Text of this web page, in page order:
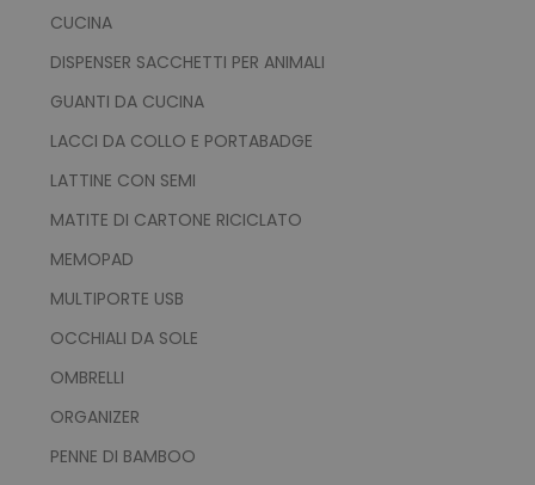
CUCINA
DISPENSER SACCHETTI PER ANIMALI
GUANTI DA CUCINA
LACCI DA COLLO E PORTABADGE
LATTINE CON SEMI
MATITE DI CARTONE RICICLATO
MEMOPAD
MULTIPORTE USB
OCCHIALI DA SOLE
OMBRELLI
ORGANIZER
PENNE DI BAMBOO